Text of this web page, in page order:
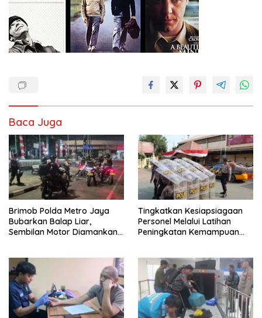
Baca Juga
Brimob Polda Metro Jaya
Bubarkan Balap Liar,
Sembilan Motor Diamankan
Tingkatkan Kesiapsiagaan
Personel Melalui Latihan
Peningkatan Kemampuan